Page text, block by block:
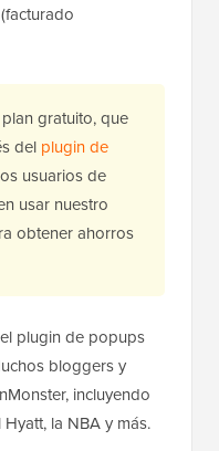
gratuito, que
del plugin de
usuarios de
usar nuestro
obtener ahorros
plugin de popups
bloggers y
incluyendo
la NBA y más.